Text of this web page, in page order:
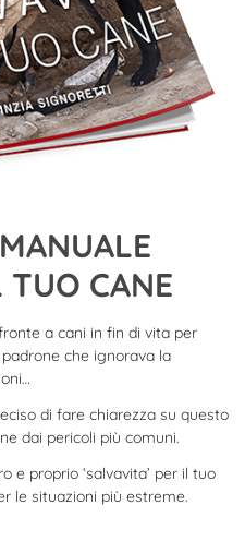
TUO CANE
a cani in fin di vita per
che ignorava la
di fare chiarezza su questo
dai pericoli più comuni.
e proprio ‘salvavita’ per il tuo
le situazioni più estreme.